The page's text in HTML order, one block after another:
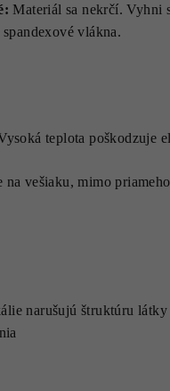
Materiál sa nekrčí. Vyhni
vlákna.
teplota poškodzuje
na vešiaku, mimo
narušujú štruktúru